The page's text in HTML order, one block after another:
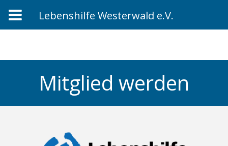
springen
Mitglied werden
Lebenshilfe Westerwald e.V.